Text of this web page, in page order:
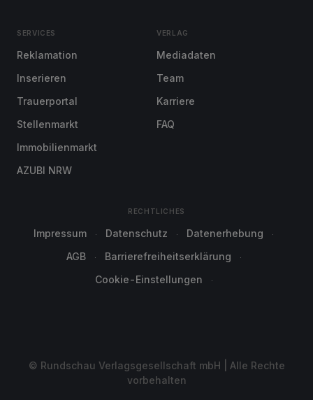
SERVICES
Reklamation
Inserieren
Trauerportal
Stellenmarkt
Immobilienmarkt
AZUBI NRW
VERLAG
Mediadaten
Team
Karriere
FAQ
RECHTLICHES
Impressum Datenschutz
Datenerhebung
AGB
Barrierefreiheitserklärung
Cookie-Einstellungen
© Rundschau Verlagsgesellschaft mbH | Alle Rechte
vorbehalten